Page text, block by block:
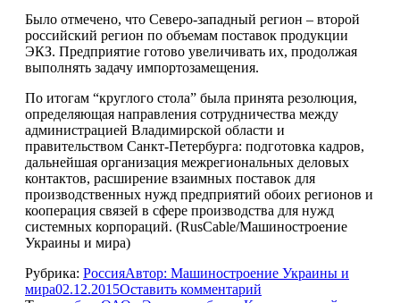
Было отмечено, что Северо-западный регион – второй
российский регион по объемам поставок продукции
ЭКЗ. Предприятие готово увеличивать их, продолжая
выполнять задачу импортозамещения.
По итогам “круглого стола” была принята резолюция,
определяющая направления сотрудничества между
администрацией Владимирской области и
правительством Санкт-Петербурга: подготовка кадров,
дальнейшая организация межрегиональных деловых
контактов, расширение взаимных поставок для
производственных нужд предприятий обоих регионов и
кооперация связей в сфере производства для нужд
системных корпораций. (RusCable/Машиностроение
Украины и мира)
Рубрика: РоссияАвтор: Машиностроение Украины и
мира02.12.2015Оставить комментарий